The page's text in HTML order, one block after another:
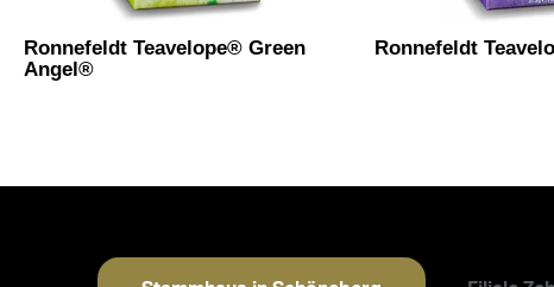
Ronnefeldt Teavelope® Green
Angel®
Ronnefeldt